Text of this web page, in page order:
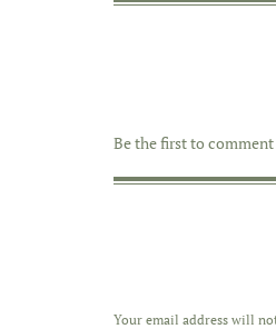
Be the first to
Your email address will